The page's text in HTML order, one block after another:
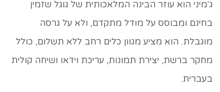
ג'מיני הוא עוזר הבינה המלאכותית של גוגל שזמין
בחינם ומבוסס על מודל מתקדם, ולא על גרסה
מוגבלת. הוא מציע מגוון כלים רחב ללא תשלום, כולל
מחקר ברשת, יצירת תמונות, עריכת וידאו ושיחה קולית
בעברית.